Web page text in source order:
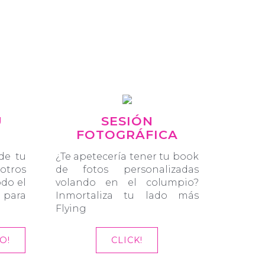
tu
el
SESIÓN
FOTOGRÁFICA
¿Te apetecería tener tu book
de fotos personalizadas
volando en el columpio?
Inmortaliza tu lado más
Flying
CLICK!